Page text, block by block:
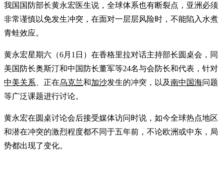
我国国防部长黄永宏医生说，全球体系也有断裂点，亚洲必须
非常谨慎以免发生冲突，在面对一层层风险时，不能陷入水煮
青蛙效应。
黄永宏星期六（6月1日）在香格里拉对话主持部长圆桌会，同
美国防长奥斯汀和中国防长董军等24名与会防长和代表，针对
中美关系 、正在乌克兰和加沙发生的冲突，以及南中国海问题
等广泛课题进行讨论。
黄永宏在圆桌讨论会后接受媒体访问时说，如今全球热点地区
和潜在冲突的激烈程度都不同于五年前，不论欧洲或中东，局
势都出现了变化。